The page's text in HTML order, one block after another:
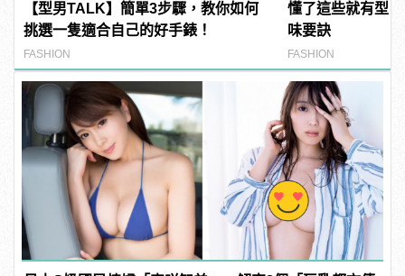
【型男TALK】簡單3步驟，教你如何
挑選一隻適合自己的好手錶！
FASHION
懂了這些就有型
味要訣
FASHION